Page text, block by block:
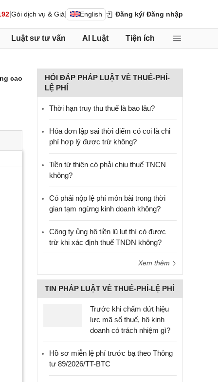
Gói dịch vụ & Giá English Đăng ký/ Đăng nhập
Luật sư tư vấn AI Luật Tiện ích
cao
HỎI ĐÁP PHÁP LUẬT VỀ THUẾ-PHÍ-
LỆ PHÍ
Thời hạn truy thu thuế là bao lâu?
Hóa đơn lập sai thời điểm có coi là chi
phí hợp lý được trừ không?
Tiền từ thiện có phải chịu thuế TNCN
không?
Có phải nộp lệ phí môn bài trong thời
gian tạm ngừng kinh doanh không?
Công ty ủng hộ tiền lũ lụt thì có được
trừ khi xác định thuế TNDN không?
Xem thêm
TIN PHÁP LUẬT VỀ THUẾ-PHÍ-LỆ PHÍ
Trước khi chấm dứt hiệu
lực mã số thuế, hộ kinh
doanh có trách nhiệm gì?
Hồ sơ miễn lệ phí trước bạ theo Thông
tư 89/2026/TT-BTC